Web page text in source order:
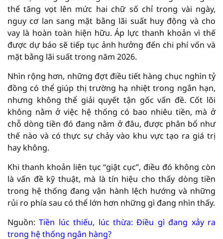
thể tăng vọt lên mức hai chữ số chỉ trong vài ngày,
nguy cơ lan sang mặt bằng lãi suất huy động và cho
vay là hoàn toàn hiện hữu. Áp lực thanh khoản vì thế
được dự báo sẽ tiếp tục ảnh hưởng đến chi phí vốn và
mặt bằng lãi suất trong năm 2026.
Nhìn rộng hơn, những đợt điều tiết hàng chục nghìn tỷ
đồng có thể giúp thị trường hạ nhiệt trong ngắn hạn,
nhưng không thể giải quyết tận gốc vấn đề. Cốt lõi
không nằm ở việc hệ thống có bao nhiêu tiền, mà ở
chỗ dòng tiền đó đang nằm ở đâu, được phân bổ như
thế nào và có thực sự chảy vào khu vực tạo ra giá trị
hay không.
Khi thanh khoản liên tục “giật cục”, điều đó không còn
là vấn đề kỹ thuật, mà là tín hiệu cho thấy dòng tiền
trong hệ thống đang vận hành lệch hướng và những
rủi ro phía sau có thể lớn hơn những gì đang nhìn thấy.
Nguồn:Tiền lúc thiếu, lúc thừa: Điều gì đang xảy ra
trong hệ thống ngân hàng?